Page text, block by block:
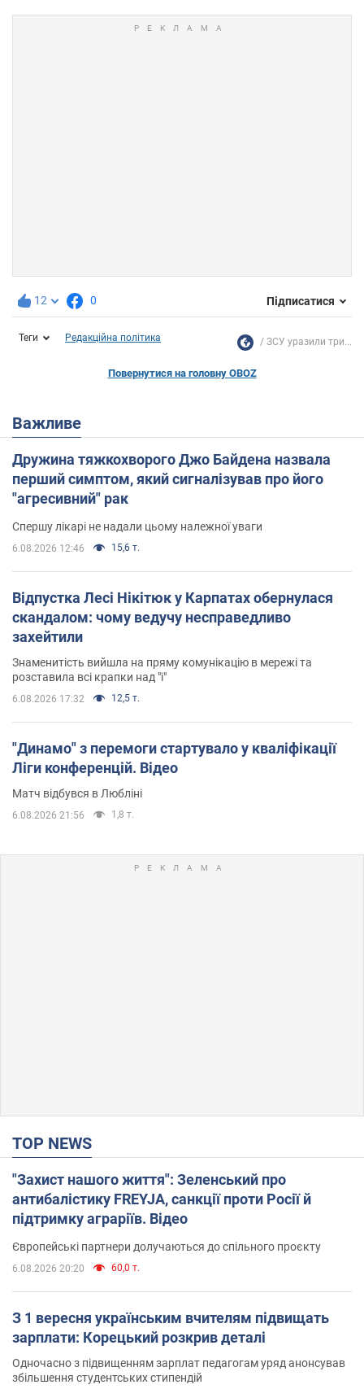
12 0 Підписатися
Теги Редакційна політика ЗСУ уразили три...
Повернутися на головну OBOZ
Важливе
Дружина тяжкохворого Джо Байдена назвала
перший симптом, який сигналізував про його
"агресивний" рак
Спершу лікарі не надали цьому належної уваги
6.08.2026 12:46 15,6 т.
Відпустка Лесі Нікітюк у Карпатах обернулася
скандалом: чому ведучу несправедливо
захейтили
Знаменитість вийшла на пряму комунікацію в мережі та
розставила всі крапки над "і"
6.08.2026 17:32 12,5 т.
"Динамо" з перемоги стартувало у кваліфікації
Ліги конференцій. Відео
Матч відбувся в Любліні
6.08.2026 21:56 1,8 т.
TOP NEWS
"Захист нашого життя": Зеленський про
антибалістику FREYJA, санкції проти Росії й
підтримку аграріїв. Відео
Європейські партнери долучаються до спільного проєкту
6.08.2026 20:20 60,0 т.
З 1 вересня українським вчителям підвищать
зарплати: Корецький розкрив деталі
Одночасно з підвищенням зарплат педагогам уряд анонсував
збільшення студентських стипендій